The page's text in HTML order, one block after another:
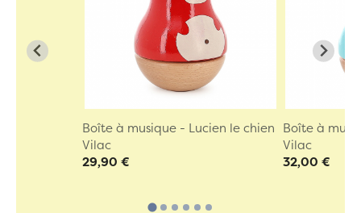
Boîte à musique - Lucien le chien
Vilac
29,90 €
Boîte à
Vilac
32,00 €